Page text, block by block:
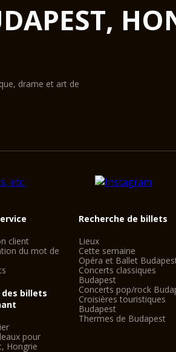
drame et art de
client
du mot de
billets
pour
Hongrie
Recherche de billets
Lieux
Cette semaine
Opéra et Ballet
Concerts classiques
Budapest
Concerts pop/rock
Croisières touristiques
Budapest
Thermes de Budapest